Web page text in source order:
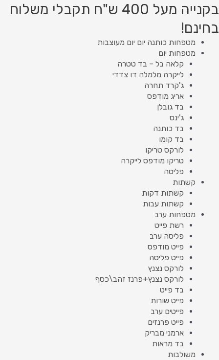
דילוג
לתוכן
בקנייה מעל 400 ש"ח תקבלי משלוח
בחינם!
מטפחות כותנה יום יום מעוצבות
מטפחות יום
קלאה בל – בד טטרה
לייקרה מלמלה דו צדדי
ג'קרד תחרה
אריג מודפס
בד גובלן
ג'ינס
בד כותנה
בד קומו
לורקס טריקו
טריקו מודפס לייקרה
פליסה
קשתות
קשתות דקות
קשתות עבות
מטפחות ערב
רשת פייט
פליסה ערב
פייט מודפס
פייט פליסה
לורקס נצנץ
לורקס נצנץ+פרנז זהב\כסף
בד פייט
פייט שורות
פייטים ערב
פייט פרנזים
ארמני מבריק
בד מראות
משולבות
Products
search
Products
search
ממוין
לפי
ביותר